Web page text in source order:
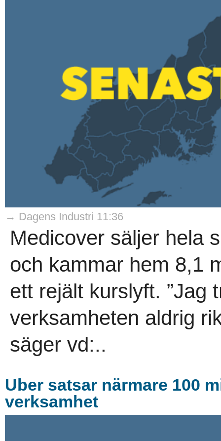
→ Dagens Industri 11:36
Medicover säljer hela
och kammar hem 8,1
ett rejält kurslyft. ”Jag
verksamheten aldrig
säger vd:..
Uber satsar närmare 100
verksamhet